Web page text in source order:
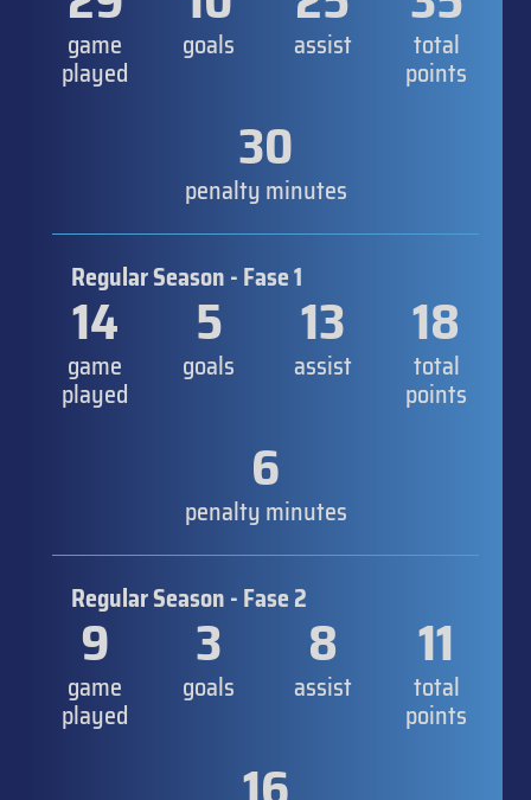
game
played
goals assist total
points
30
penalty minutes
Regular Season - Fase 1
14
game
played
5
goals
13
assist
18
total
points
6
penalty minutes
Regular Season - Fase 2
9
game
played
3
goals
8
assist
11
total
points